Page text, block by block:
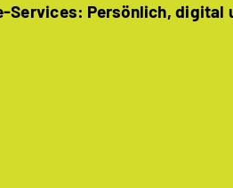
Services: Persönlich, digital